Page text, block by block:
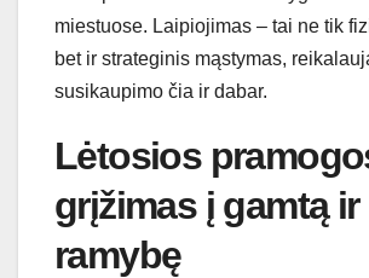
miestuose. Laipiojimas – tai ne tik
bet ir strateginis mąstymas,
susikaupimo čia ir dabar.
Lėtosios
grįžimas į gamtą ir
ramybę